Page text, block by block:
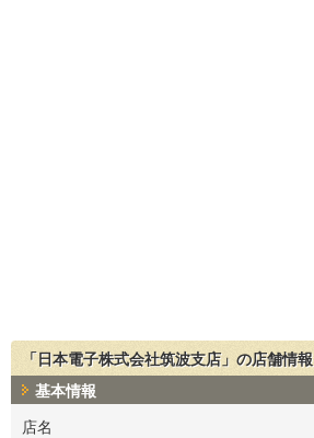
「日本電子株式会社筑波支店」の店舗情報
基本情報
店名